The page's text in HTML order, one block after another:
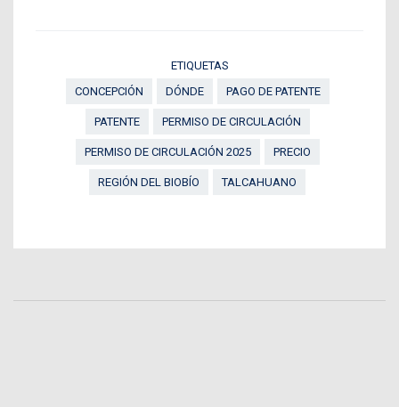
ETIQUETAS
CONCEPCIÓN
DÓNDE PAGO DE PATENTE
PATENTE PERMISO DE CIRCULACIÓN
PERMISO DE CIRCULACIÓN 2025 PRECIO
REGIÓN DEL BIOBÍO TALCAHUANO